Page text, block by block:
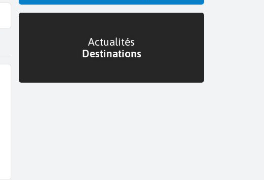
Actualités
Destinations